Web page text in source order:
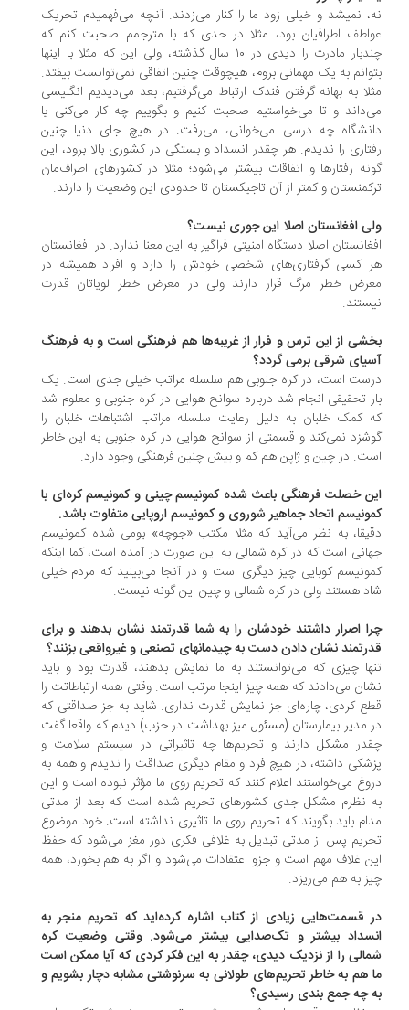
نمیشد و خیلی زود ما را کنار می‌زدند. آنچه می‌فهمیدم تحریک
اطرافیان بود، مثلا در حدی که با مترجمم صحبت کنم که
چندبار مادرت را دیدی در ۱۰ سال گذشته، ولی این که مثلا با اینها
به یک مهمانی بروم، هیچوقت چنین اتفاقی نمی‌توانست بیفتد.
به بهانه گرفتن فندک ارتباط می‌گرفتیم، بعد می‌دیدیم انگلیسی
و تا می‌خواستیم صحبت کنیم و بگوییم چه کار می‌کنی یا
چه درسی می‌خوانی، می‌رفت. در هیچ جای دنیا چنین
را ندیدم. هر چقدر انسداد و بستگی در کشوری بالا برود، این
رفتارها و اتفاقات بیشتر می‌شود؛ مثلا در کشورهای اطراف‌مان
و کمتر از آن تاجیکستان تا حدودی این وضعیت را دارند.
افغانستان اصلا این جوری نیست؟
اصلا دستگاه امنیتی فراگیر به این معنا ندارد. در افغانستان
کسی گرفتاری‌های شخصی خودش را دارد و افراد همیشه در
خطر مرگ قرار دارند ولی در معرض خطر لویاتان قدرت
از این ترس و فرار از غریبه‌ها هم فرهنگی است و به فرهنگ
شرقی برمی گردد؟
است، در کره جنوبی هم سلسله مراتب خیلی جدی است. یک
تحقیقی انجام شد درباره سوانح هوایی در کره جنوبی و معلوم شد
کمک خلبان به دلیل رعایت سلسله مراتب اشتباهات خلبان را
نمی‌کند و قسمتی از سوانح هوایی در کره جنوبی به این خاطر
در چین و ژاپن هم کم و بیش چنین فرهنگی وجود دارد.
خصلت فرهنگی باعث شده کمونیسم چینی و کمونیسم کره‌ای با
اتحاد جماهیر شوروی و کمونیسم اروپایی متفاوت باشد.
به نظر می‌آید که مثلا مکتب «جوچه» بومی شده کمونیسم
است که در کره شمالی به این صورت در آمده است، کما اینکه
کوبایی چیز دیگری است و در آنجا می‌بینید که مردم خیلی
هستند ولی در کره شمالی و چین این گونه نیست.
اصرار داشتند خودشان را به شما قدرتمند نشان بدهند و برای
نشان دادن دست به چیدمانهای تصنعی و غیرواقعی بزنند؟
چیزی که می‌توانستند به ما نمایش بدهند، قدرت بود و باید
می‌دادند که همه چیز اینجا مرتب است. وقتی همه ارتباطاتت را
کردی، چاره‌ای جز نمایش قدرت نداری. شاید به جز صداقتی که
مدیر بیمارستان (مسئول میز بهداشت در حزب) دیدم که واقعا گفت
مشکل دارند و تحریم‌ها چه تاثیراتی در سیستم سلامت و
داشته، در هیچ فرد و مقام دیگری صداقت را ندیدم و همه به
می‌خواستند اعلام کنند که تحریم روی ما مؤثر نبوده است و این
نظرم مشکل جدی کشورهای تحریم شده است که بعد از مدتی
باید بگویند که تحریم روی ما تاثیری نداشته است. خود موضوع
پس از مدتی تبدیل به غلافی فکری دور مغز می‌شود که حفظ
غلاف مهم است و جزو اعتقادات می‌شود و اگر به هم بخورد، همه
به هم می‌ریزد.
قسمت‌هایی زیادی از کتاب اشاره کرده‌اید که تحریم منجر به
بیشتر و تک‌صدایی بیشتر می‌شود. وقتی وضعیت کره
را از نزدیک دیدی، چقدر به این فکر کردی که آیا ممکن است
هم به خاطر تحریم‌های طولانی به سرنوشتی مشابه دچار بشویم و
چه جمع بندی رسیدی؟